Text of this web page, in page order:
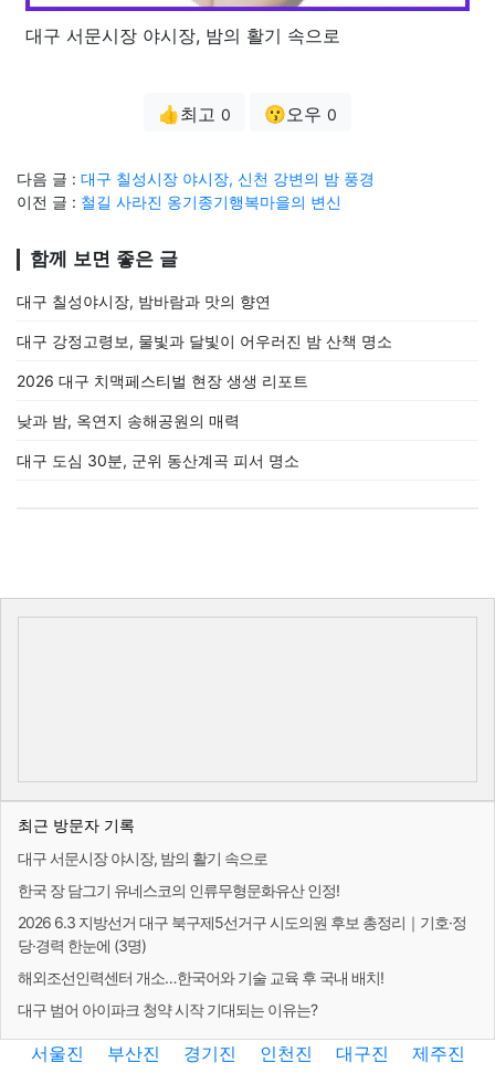
대구 서문시장 야시장, 밤의 활기 속으로
👍최고 0 😗오우 0
다음 글 : 대구 칠성시장 야시장, 신천 강변의 밤 풍경
이전 글 : 철길 사라진 옹기종기행복마을의 변신
함께 보면 좋은 글
대구 칠성야시장, 밤바람과 맛의 향연
대구 강정고령보, 물빛과 달빛이 어우러진 밤 산책 명소
2026 대구 치맥페스티벌 현장 생생 리포트
낮과 밤, 옥연지 송해공원의 매력
대구 도심 30분, 군위 동산계곡 피서 명소
최근 방문자 기록
대구 서문시장 야시장, 밤의 활기 속으로
한국 장 담그기 유네스코의 인류무형문화유산 인정!
2026 6.3 지방선거 대구 북구제5선거구 시도의원 후보 총정리｜기호·정
당·경력 한눈에 (3명)
해외조선인력센터 개소…한국어와 기술 교육 후 국내 배치!
대구 범어 아이파크 청약 시작 기대되는 이유는?
서울진 부산진 경기진 인천진 대구진
제주진